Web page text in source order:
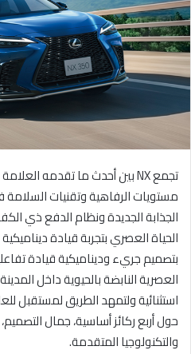
ر
ي
د
ا
ل
ت
و
ن
ا
تجمع
بين أحدث ما تقدمه
مستويات الرفاهية وتقنيات
الجذابة الجديدة ونظام الدفع ذي
الحياة العصري بتجربة قيادة
بتصميم جريء وديناميكية قيادة
العصرية النابضة بالحيوية داخل
استثنائية ولتمهد الطريق لمستقبل
حول أربع ركائز أساسية، جمال
والتكنولوجيا المتقدمة.